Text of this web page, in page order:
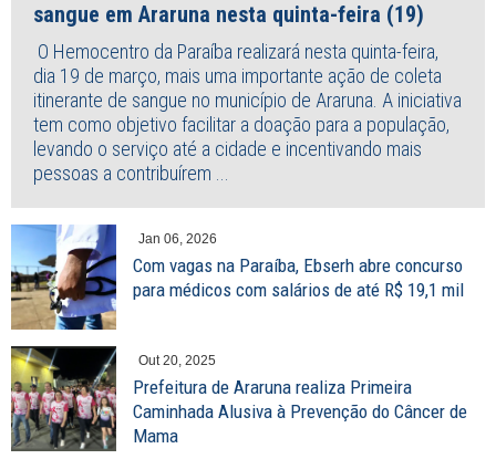
sangue em Araruna nesta quinta-feira (19)
O Hemocentro da Paraíba realizará nesta quinta-feira,
dia 19 de março, mais uma importante ação de coleta
itinerante de sangue no município de Araruna. A iniciativa
tem como objetivo facilitar a doação para a população,
levando o serviço até a cidade e incentivando mais
pessoas a contribuírem ...
Jan 06, 2026
Com vagas na Paraíba, Ebserh abre concurso
para médicos com salários de até R$ 19,1 mil
Out 20, 2025
Prefeitura de Araruna realiza Primeira
Caminhada Alusiva à Prevenção do Câncer de
Mama